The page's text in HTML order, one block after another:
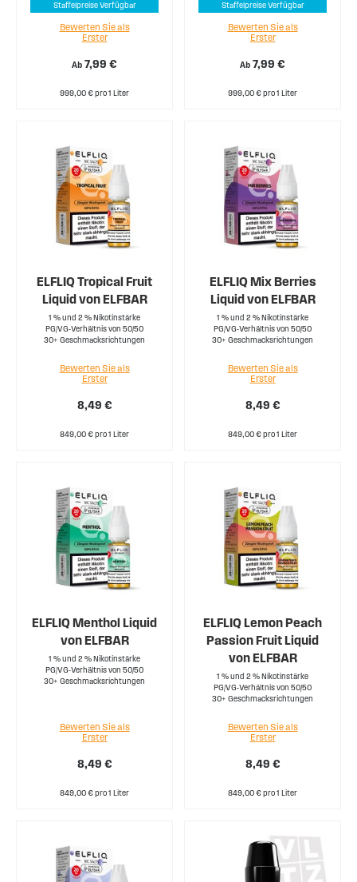
Staffelpreise Verfügbar
Ab 7,99 €
Bewerten Sie als
Erster
999,00 € pro 1 Liter
Staffelpreise Verfügbar
Ab 7,99 €
Bewerten Sie als
Erster
999,00 € pro 1 Liter
ELFLIQ Tropical Fruit
Liquid von ELFBAR
1 % und 2 % Nikotinstärke
PG/VG-Verhältnis von 50/50
30+ Geschmacksrichtungen
8,49 €
Bewerten Sie als
Erster
849,00 € pro 1 Liter
ELFLIQ Mix Berries
Liquid von ELFBAR
1 % und 2 % Nikotinstärke
PG/VG-Verhältnis von 50/50
30+ Geschmacksrichtungen
8,49 €
Bewerten Sie als
Erster
849,00 € pro 1 Liter
ELFLIQ Menthol Liquid
von ELFBAR
1 % und 2 % Nikotinstärke
PG/VG-Verhältnis von 50/50
30+ Geschmacksrichtungen
8,49 €
Bewerten Sie als
Erster
849,00 € pro 1 Liter
ELFLIQ Lemon Peach
Passion Fruit Liquid
von ELFBAR
1 % und 2 % Nikotinstärke
PG/VG-Verhältnis von 50/50
30+ Geschmacksrichtungen
8,49 €
Bewerten Sie als
Erster
849,00 € pro 1 Liter